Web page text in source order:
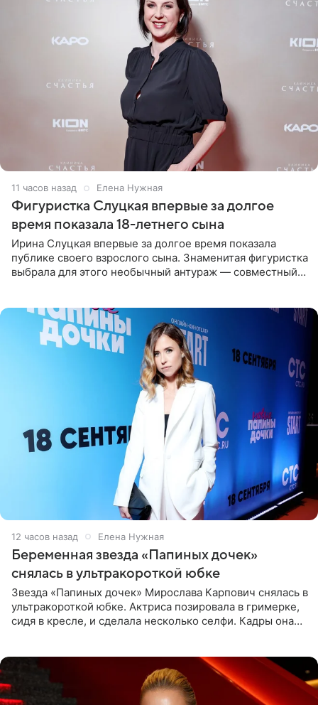
11 часов назад Елена Нужная
Фигуристка Слуцкая впервые за долгое
время показала 18-летнего сына
Ирина Слуцкая впервые за долгое время показала
публике своего взрослого сына. Знаменитая фигуристка
выбрала для этого необычный антураж — совместный
12 часов назад Елена Нужная
Беременная звезда «Папиных дочек»
снялась в ультракороткой юбке
Звезда «Папиных дочек» Мирослава Карпович снялась в
ультракороткой юбке. Актриса позировала в гримерке,
сидя в кресле, и сделала несколько селфи. Кадры она